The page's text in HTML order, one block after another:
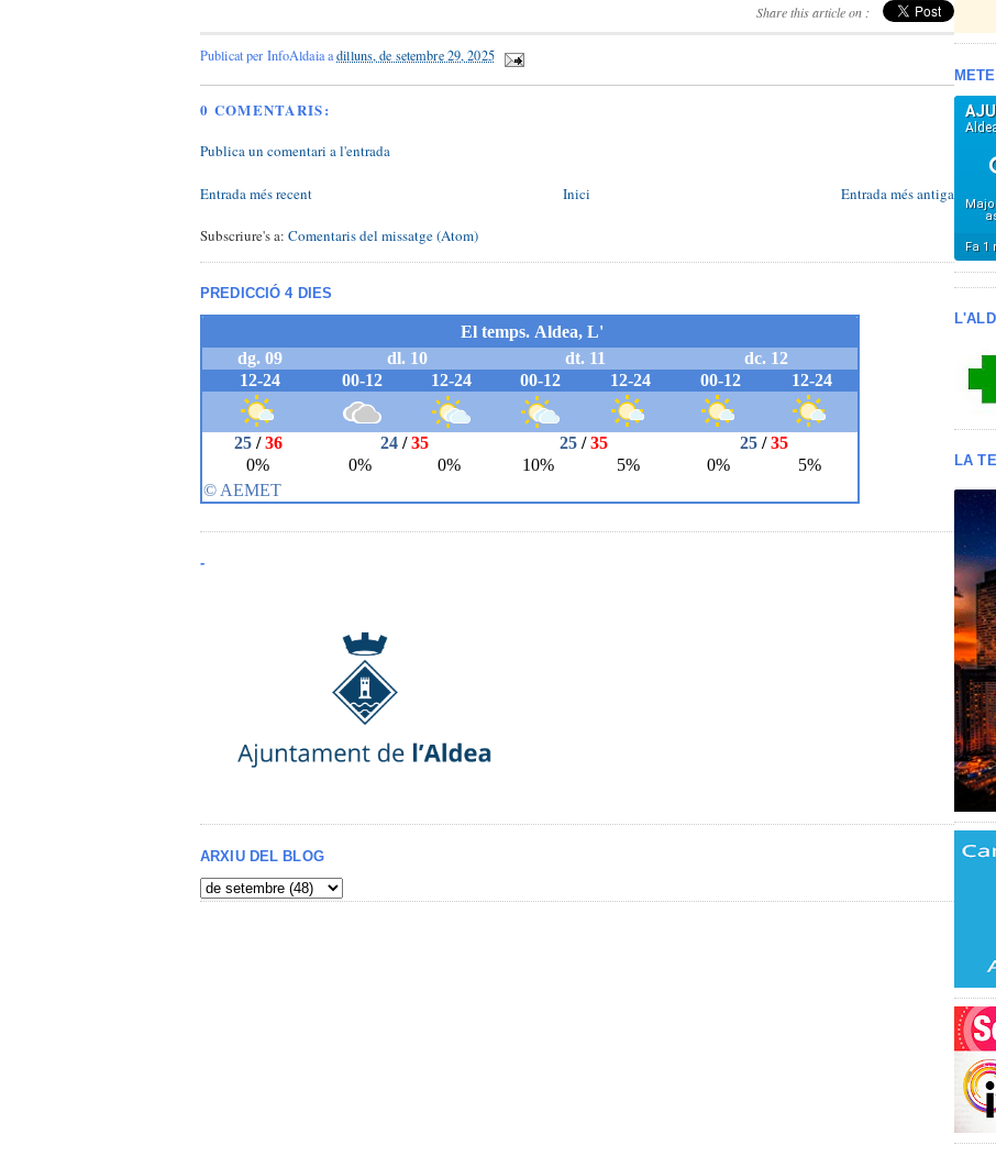
Share this article on :
Publicat per InfoAldaiaadilluns, de setembre 29, 2025
0 COMENTARIS:
Publica un comentari a l'entrada
Entrada més recent Entrada més antiga
Inici
Subscriure's a: Comentaris del missatge (Atom)
PREDICCIÓ 4 DIES
-
ARXIU DEL BLOG
LA